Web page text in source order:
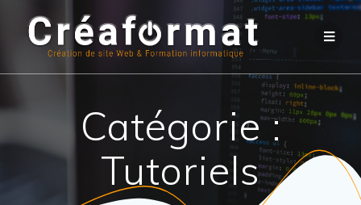
Catégorie :
Tutoriels